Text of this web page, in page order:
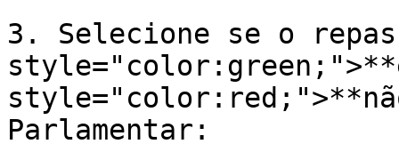
3. Selecione se o
Parlamentar: